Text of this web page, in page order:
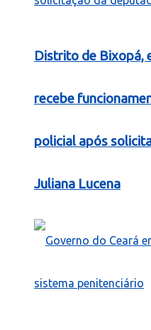
Distrito de Bixopá,
recebe
policial após
Juliana Lucena